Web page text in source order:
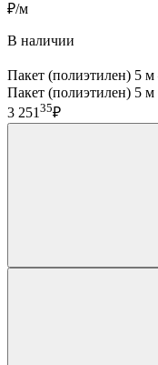
₽/м
В наличии
Пакет (полиэтилен) 5
Пакет (полиэтилен) 5 м
3 25135₽